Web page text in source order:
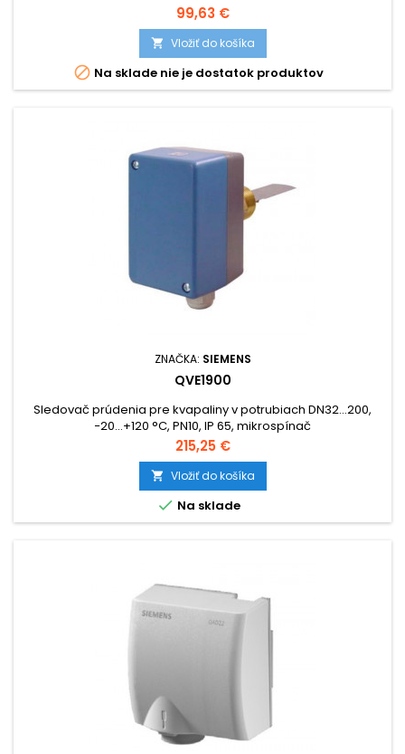
Cena
99,63 €
 Vložiť do košíka
 Na sklade nie je dostatok produktov
ZNAČKA: SIEMENS
QVE1900
Sledovač prúdenia pre kvapaliny v potrubiach DN32...200,
−20…+120 °C, PN10, IP 65, mikrospínač
Cena
215,25 €
 Vložiť do košíka
 Na sklade